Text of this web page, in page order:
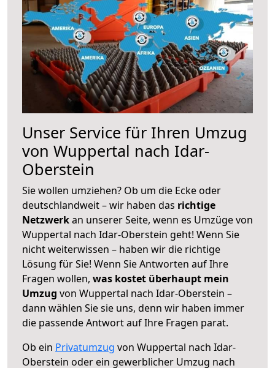
Unser Service für Ihren Umzug
von Wuppertal nach Idar-
Oberstein
Sie wollen umziehen? Ob um die Ecke oder
deutschlandweit – wir haben das richtige
Netzwerkan unserer Seite, wenn es Umzüge von
Wuppertal nach Idar-Oberstein geht! Wenn Sie
nicht weiterwissen – haben wir die richtige
Lösung für Sie! Wenn Sie Antworten auf Ihre
Fragen wollen, was kostet überhaupt mein
Umzug von Wuppertal nach Idar-Oberstein –
dann wählen Sie sie uns, denn wir haben immer
die passende Antwort auf Ihre Fragen parat.
Ob ein Privatumzug von Wuppertal nach Idar-
Oberstein oder ein gewerblicher Umzug nach